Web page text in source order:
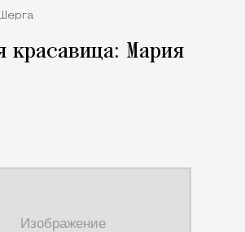
красавица: Мария